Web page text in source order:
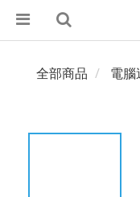
全部商品 電腦